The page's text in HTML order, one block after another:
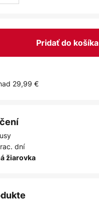
Pridať do košíka
29,99 €
dní
žiarovka